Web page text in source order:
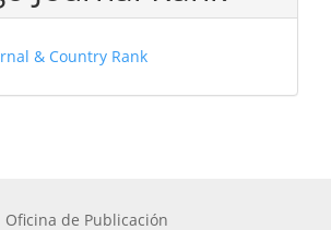
Oficina de Publicación